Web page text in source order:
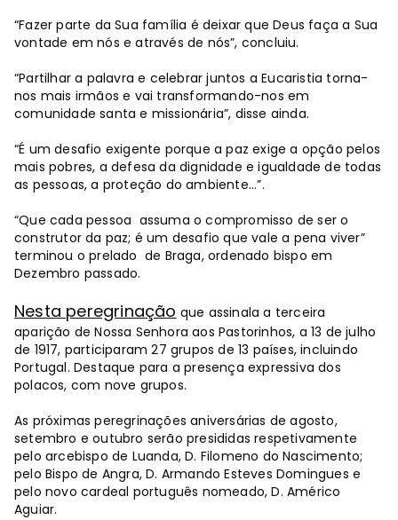
“Fazer parte da Sua família é deixar que Deus faça a Sua
vontade em nós e através de nós”, concluiu.
“Partilhar a palavra e celebrar juntos a Eucaristia torna-
nos mais irmãos e vai transformando-nos em
comunidade santa e missionária”, disse ainda.
“É um desafio exigente porque a paz exige a opção pelos
mais pobres, a defesa da dignidade e igualdade de todas
as pessoas, a proteção do ambiente...”.
“Que cada pessoa assuma o compromisso de ser o
construtor da paz; é um desafio que vale a pena viver”
terminou o prelado de Braga, ordenado bispo em
Dezembro passado.
Nesta peregrinação que assinala a terceira
aparição de Nossa Senhora aos Pastorinhos, a 13 de julho
de 1917, participaram 27 grupos de 13 países, incluindo
Portugal. Destaque para a presença expressiva dos
polacos, com nove grupos.
As próximas peregrinações aniversárias de agosto,
setembro e outubro serão presididas respetivamente
pelo arcebispo de Luanda, D. Filomeno do Nascimento;
pelo Bispo de Angra, D. Armando Esteves Domingues e
pelo novo cardeal português nomeado, D. Américo
Aguiar.